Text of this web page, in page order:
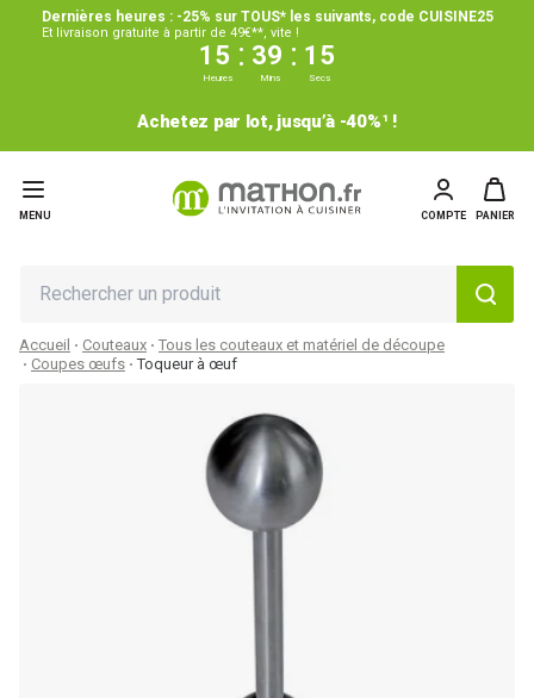
Dernières heures : -25% sur TOUS* les suivants, code CUISINE25
Et livraison gratuite à partir de 49€**, vite !
15 : 39 : 15
Heures Mins Secs
Achetez par lot, jusqu’à -40%¹ !
MENU COMPTE PANIER
Accueil Couteaux
Tous les couteaux et matériel de découpe
Coupes œufs
Toqueur à œuf